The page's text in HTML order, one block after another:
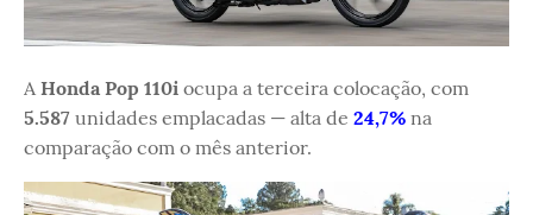
A Honda Pop 110i ocupa a terceira colocação, com
5.587 unidades emplacadas — alta de 24,7% na
comparação com o mês anterior.